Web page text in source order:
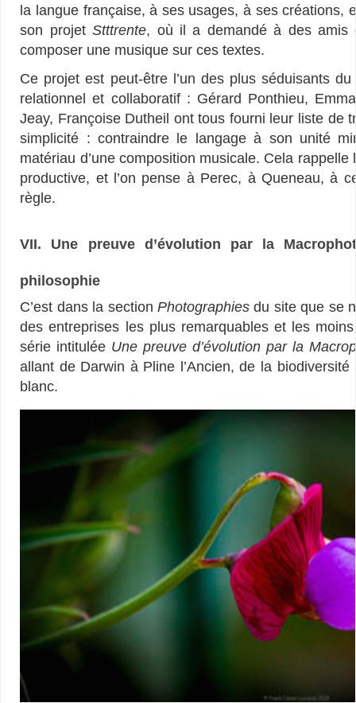
la langue française, à ses usages, à ses créations,
son projetStttrente, où il a demandé à des amis
composer une musique sur ces textes.
Ce projet est peut-être l’un des plus séduisants
relationnel et collaboratif : Gérard Ponthieu,
Jeay, Françoise Dutheil ont tous fourni leur liste de
simplicité : contraindre le langage à son unité
matériau d’une composition musicale. Cela
productive, et l’on pense à Perec, à Queneau, à
règle.
VII. Une preuve d’évolution par la
philosophie
C’est dans la sectionPhotographies du site que se
des entreprises les plus remarquables et les
série intitulée Une preuve d’évolution par la
allant de Darwin à Pline l’Ancien, de la
blanc.